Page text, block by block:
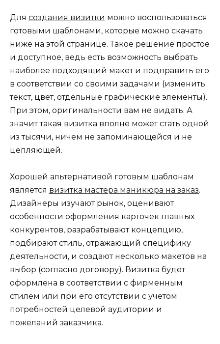
Для создания визитки можно воспользоваться
готовыми шаблонами, которые можно скачать
ниже на этой странице. Такое решение простое
и доступное, ведь есть возможность выбрать
наиболее подходящий макет и подправить его
в соответствии со своими задачами (изменить
текст, цвет, отдельные графические элементы).
При этом, оригинальности вам не видать. А
значит такая визитка вполне может стать одной
из тысячи, ничем не запоминающейся и не
цепляющей.
Хорошей альтернативой готовым шаблонам
является визитка мастера маникюра на заказ.
Дизайнеры изучают рынок, оценивают
особенности оформления карточек главных
конкурентов, разрабатывают концепцию,
подбирают стиль, отражающий специфику
деятельности, и создают несколько макетов на
выбор (согласно договору). Визитка будет
оформлена в соответствии с фирменным
стилем или при его отсутствии с учетом
потребностей целевой аудитории и
пожеланий заказчика.